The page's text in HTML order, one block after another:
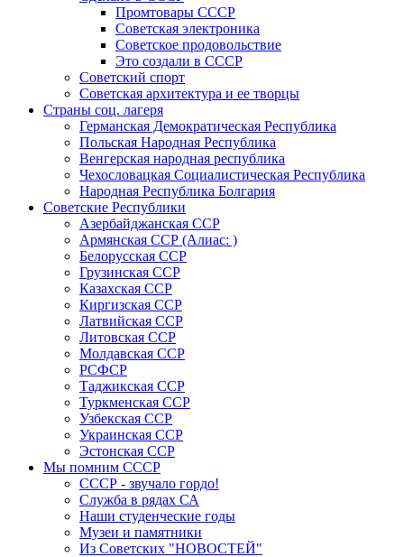
Промтовары СССР
Советская электроника
Советское продовольствие
Это создали в СССР
Советский спорт
Советская архитектура и ее творцы
Страны соц. лагеря
Германская Демократическая Республика
Польская Народная Республика
Венгерская народная республика
Чехословацкая Социалистическая Республика
Народная Республика Болгария
Советские Республики
Азербайджанская ССР
Армянская ССР (Алиас: )
Белорусская ССР
Грузинская ССР
Казахская ССР
Киргизская ССР
Латвийская ССР
Литовская ССР
Молдавская ССР
РСФСР
Таджикская ССР
Туркменская ССР
Узбекская ССР
Украинская ССР
Эстонская ССР
Мы помним СССР
СССР - звучало гордо!
Служба в рядах СА
Наши студенческие годы
Музеи и памятники
Из Советских "НОВОСТЕЙ"